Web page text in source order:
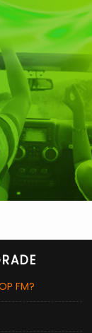
FM?